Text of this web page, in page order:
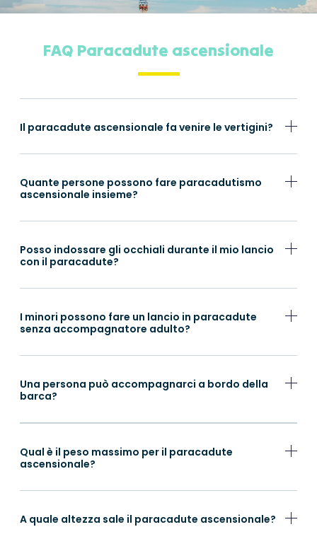
FAQ Paracadute ascensionale
Il paracadute ascensionale fa venire le vertigini?
Quante persone possono fare paracadutismo
ascensionale insieme?
Posso indossare gli occhiali durante il mio lancio
con il paracadute?
I minori possono fare un lancio in paracadute
senza accompagnatore adulto?
Una persona può accompagnarci a bordo della
barca?
Qual è il peso massimo per il paracadute
ascensionale?
A quale altezza sale il paracadute ascensionale?